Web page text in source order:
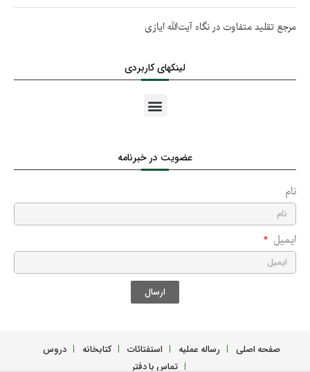
مرجع تقلید متفاوت در نگاه آیت‌الله ایازی
لینکهای کاربردی
عضویت در خبرنامه
نام
ایمیل
ارسال
صفحه اصلی رساله عملیه استفتائات کتابخانه
دروس
تماس با دفتر